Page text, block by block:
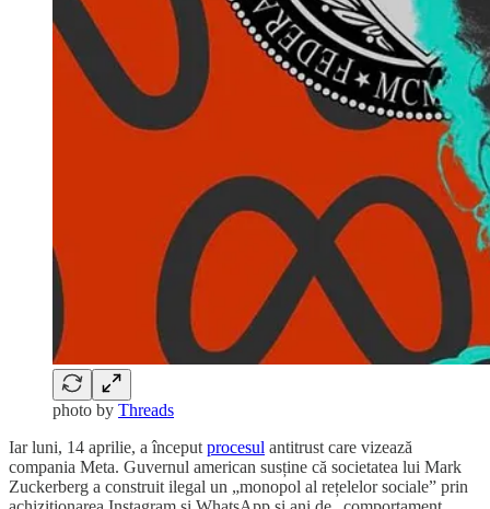
photo by Threads
Iar luni, 14 aprilie, a început procesul antitrust care vizează
compania Meta. Guvernul american susține că societatea lui Mark
Zuckerberg a construit ilegal un „monopol al rețelelor sociale” prin